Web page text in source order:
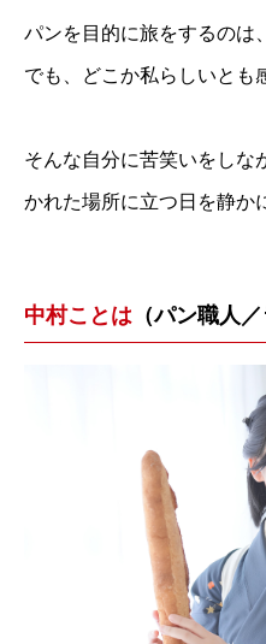
パンを目的に旅をするのは
でも、どこか私らしいとも
そんな自分に苦笑いをしな
かれた場所に立つ日を静か
中村ことは （パン職人